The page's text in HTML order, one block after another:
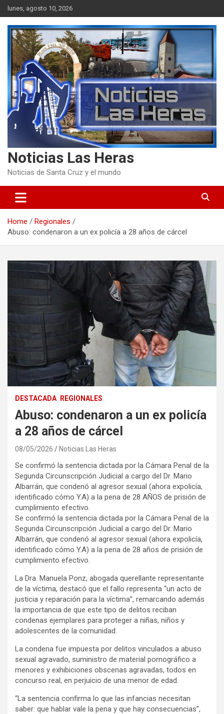
Skip
to
content
lunes, agosto 10, 2026
Noticias Las Heras
Noticias de Santa Cruz y el mundo
Home
Regionales
Abuso: condenaron a un ex policía a 28 años de cárcel
DESTACADA REGIONALES
Abuso: condenaron a un ex policía
a 28 años de cárcel
08/05/2026 Noticias Las Heras
Se confirmó la sentencia dictada por la Cámara Penal de la
Segunda Circunscripción Judicial a cargo del Dr. Mario
Albarrán, que condenó al agresor sexual (ahora expolicía,
identificado cómo Y.A) a la pena de 28 AÑOS de prisión de
cumplimiento efectivo.
Se confirmó la sentencia dictada por la Cámara Penal de la
Segunda Circunscripción Judicial a cargo del Dr. Mario
Albarrán, que condenó al agresor sexual (ahora expolicía,
identificado cómo Y.A) a la pena de 28 años de prisión de
cumplimiento efectivo.
La Dra. Manuela Ponz, abogada querellante representante
de la víctima, destacó que el fallo representa “un acto de
justicia y reparación para la víctima”, remarcando además
la importancia de que este tipo de delitos reciban
condenas ejemplares para proteger a niñas, niños y
adolescentes de la comunidad.
La condena fue impuesta por delitos vinculados a abuso
sexual agravado, suministro de material pornográfico a
menores y exhibiciones obscenas agravadas, todos en
concurso real, en perjuicio de una menor de edad.
“La sentencia confirma lo que las infancias necesitan
saber: que hablar vale la pena y que hay consecuencias”,